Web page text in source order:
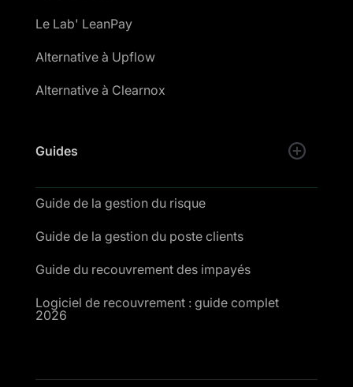
Le Lab' LeanPay
Alternative à Upflow
Alternative à Clearnox
Guides
Guide de la gestion du risque
Guide de la gestion du poste clients
Guide du recouvrement des impayés
Logiciel de recouvrement : guide complet
2026